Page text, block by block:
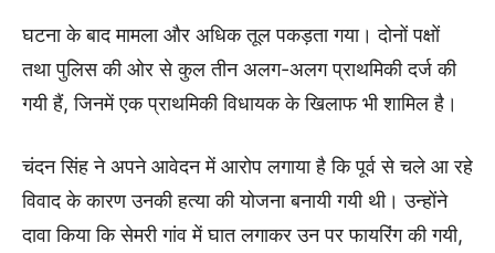
घटना के बाद मामला और अधिक तूल पकड़ता गया। दोनों पक्षों
तथा पुलिस की ओर से कुल तीन अलग-अलग प्राथमिकी दर्ज की
गयी हैं, जिनमें एक प्राथमिकी विधायक के खिलाफ भी शामिल है।
चंदन सिंह ने अपने आवेदन में आरोप लगाया है कि पूर्व से चले आ रहे
विवाद के कारण उनकी हत्या की योजना बनायी गयी थी। उन्होंने
दावा किया कि सेमरी गांव में घात लगाकर उन पर फायरिंग की गयी,